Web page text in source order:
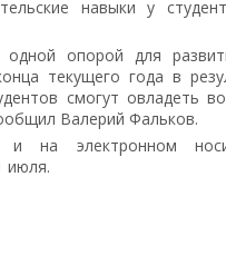
навыки у
опорой для
текущего года в
смогут овладеть
Валерий Фальков.
на электронном
июля.